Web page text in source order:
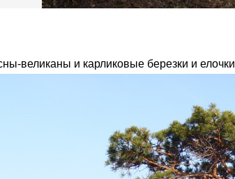
великаны и карликовые березки и елочки